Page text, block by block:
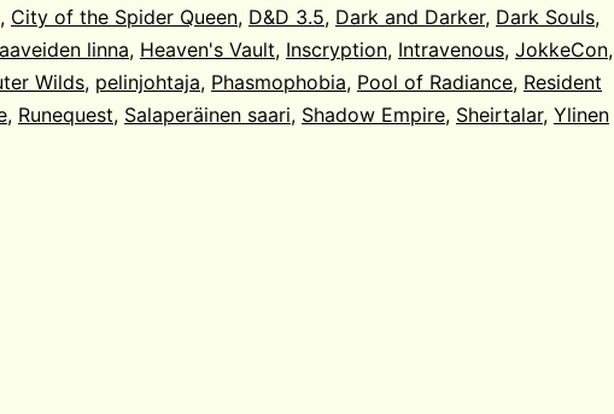
, City of the Spider Queen, D&D 3.5, Dark and Darker, Dark Souls,
linna, Heaven's Vault, Inscryption, Intravenous, JokkeCon,
Wilds, pelinjohtaja, Phasmophobia, Pool of Radiance, Resident
, Runequest, Salaperäinen saari, Shadow Empire, Sheirtalar, Ylinen